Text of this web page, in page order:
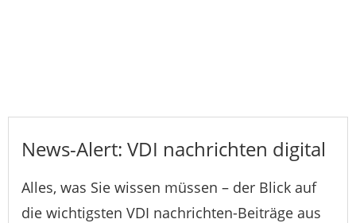
News-Alert: VDI nachrichten digital
Alles, was Sie wissen müssen – der Blick auf
die wichtigsten VDI nachrichten-Beiträge aus